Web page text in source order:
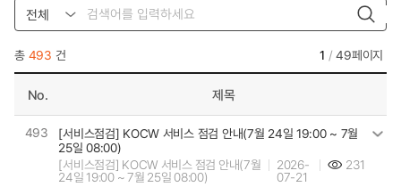
전체
총 493 건 1 / 49페이지
No. 제목
493
[서비스점검] KOCW 서비스 점검 안내(7월 24일 19:00 ~ 7월
25일 08:00)
[서비스점검] KOCW 서비스 점검 안내(7월
24일 19:00 ~ 7월 25일 08:00)
2026-
07-21
231